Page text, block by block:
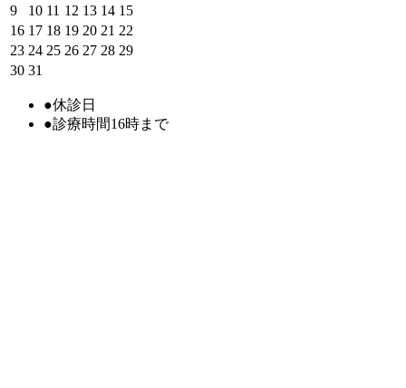
9
10 11 12 13 14 15
16 17 18 19 20 21 22
23 24 25 26 27 28 29
30 31
●休診日
●診療時間16時まで